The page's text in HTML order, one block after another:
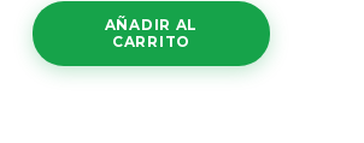
AÑADIR AL
CARRITO